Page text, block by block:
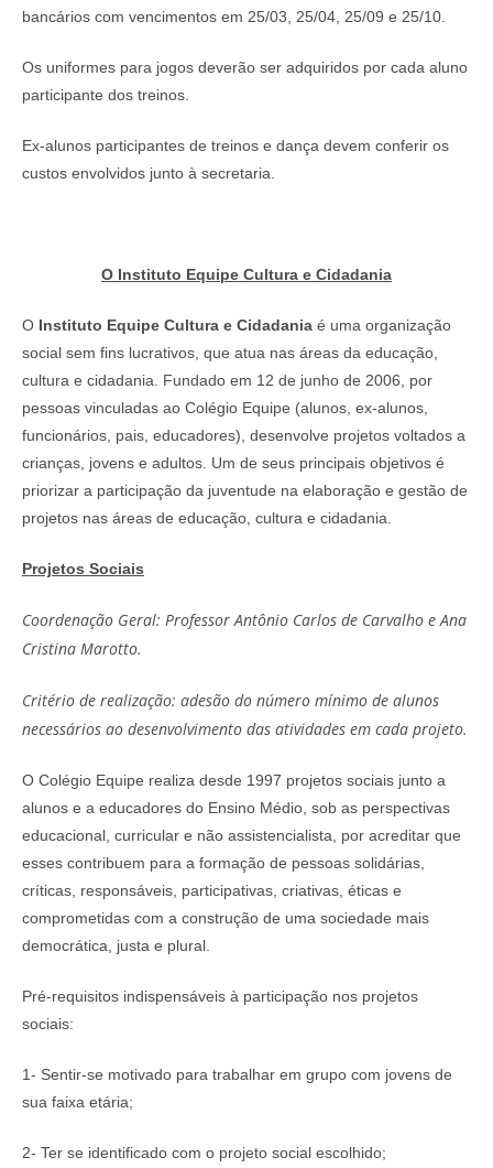
bancários com vencimentos em 25/03, 25/04, 25/09 e 25/10.
Os uniformes para jogos deverão ser adquiridos por cada aluno
participante dos treinos.
Ex-alunos participantes de treinos e dança devem conferir os
custos envolvidos junto à secretaria.
O Instituto Equipe Cultura e Cidadania
O Instituto Equipe Cultura e Cidadania é uma organização
social sem fins lucrativos, que atua nas áreas da educação,
cultura e cidadania. Fundado em 12 de junho de 2006, por
pessoas vinculadas ao Colégio Equipe (alunos, ex-alunos,
funcionários, pais, educadores), desenvolve projetos voltados a
crianças, jovens e adultos. Um de seus principais objetivos é
priorizar a participação da juventude na elaboração e gestão de
projetos nas áreas de educação, cultura e cidadania.
Projetos Sociais
Coordenação Geral: Professor Antônio Carlos de Carvalho e Ana
Cristina Marotto.
Critério de realização: adesão do número mínimo de alunos
necessários ao desenvolvimento das atividades em cada projeto.
O Colégio Equipe realiza desde 1997 projetos sociais junto a
alunos e a educadores do Ensino Médio, sob as perspectivas
educacional, curricular e não assistencialista, por acreditar que
esses contribuem para a formação de pessoas solidárias,
críticas, responsáveis, participativas, criativas, éticas e
comprometidas com a construção de uma sociedade mais
democrática, justa e plural.
Pré-requisitos indispensáveis à participação nos projetos
sociais:
1- Sentir-se motivado para trabalhar em grupo com jovens de
sua faixa etária;
2- Ter se identificado com o projeto social escolhido;